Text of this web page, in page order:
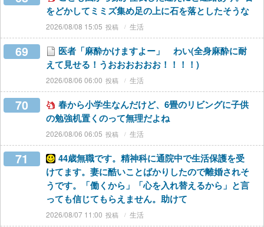
をどかしてミミズ集め足の上に石を落としたそうな
2026/08/08 15:05 生活
69
医者「麻酔かけますよー」 わい(全身麻酔に耐
えて見せる！うおおおおおお！！！！)
2026/08/06 06:00 生活
70
春から小学生なんだけど、6畳のリビングに子供
の勉強机置くのって無理だよね
2026/08/06 06:05 生活
71
44歳無職です。精神科に通院中で生活保護を受
けてます。妻に酷いことばかりしたので離婚されそ
うです。「働くから」「心を入れ替えるから」と言
っても信じてもらえません。助けて
2026/08/07 11:00 生活